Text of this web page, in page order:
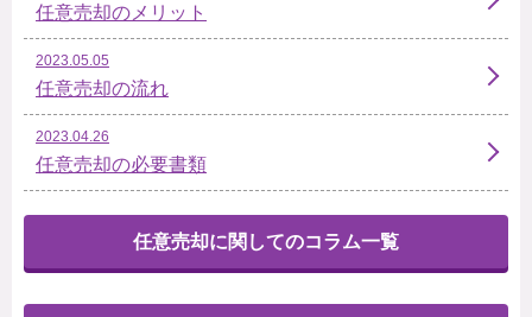
任意売却のメリット
2023.05.05
任意売却の流れ
2023.04.26
任意売却の必要書類
任意売却に関してのコラム一覧